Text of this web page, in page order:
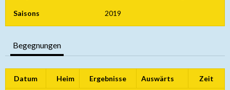
Saisons 2019
Begegnungen
Datum Heim Ergebnisse Auswärts Zeit